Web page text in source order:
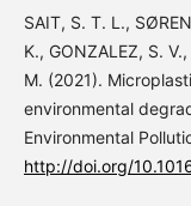
SAIT, S. T. L.,
K., GONZALEZ, S.
M. (2021).
environmental
Environmental
http://doi.org/